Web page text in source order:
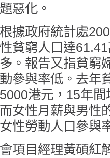
惡化。
據政府統計處
貧窮人口達
。報告又指貧窮
參與率低。去年
港元，15年
女性月薪與男性
性勞動人口參與
項目經理黃碩紅